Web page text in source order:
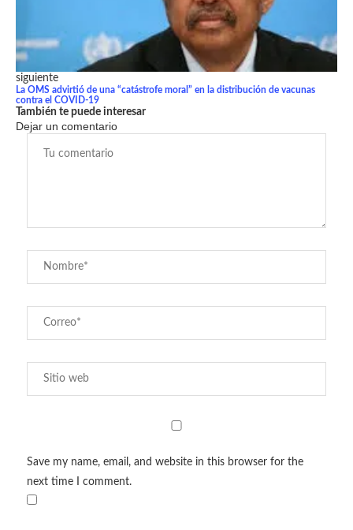
siguiente
La OMS advirtió de una “catástrofe moral” en la distribución de vacunas
contra el COVID-19
También te puede interesar
Dejar un comentario
Save my name, email, and website in this browser for the
next time I comment.